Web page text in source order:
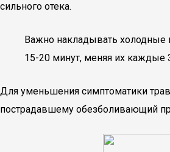
сильного отека.
Важно накладывать холодные
15-20 минут, меняя их каждые
Для уменьшения симптоматики
пострадавшему обезболивающий